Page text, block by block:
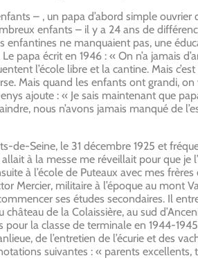
– , un papa d’abord simple ouvrier
enfants – il y a 24 ans de
ne manquaient pas, une
papa écrit en 1946 : « On n’a jamais
l’école libre et la cantine. Mais
Mais quand les enfants ont grandi,
ajoute : « Je sais maintenant que
nous n’avons jamais manqué de
de-Seine, le 31 décembre 1925 et
à la messe me réveillait pour que je
à l’école de Puteaux avec mes
Mercier, militaire à l’époque au mont
ses études secondaires. Il
de la Colaissière, au sud
pour la classe de terminale en 1944-
de l’entretien de l’écurie et des
suivantes : « parents